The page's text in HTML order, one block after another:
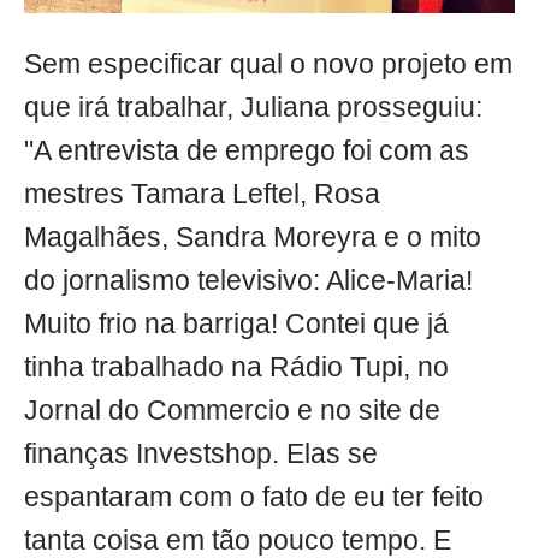
Sem especificar qual o novo projeto em
que irá trabalhar, Juliana prosseguiu:
"A entrevista de emprego foi com as
mestres Tamara Leftel, Rosa
Magalhães, Sandra Moreyra e o mito
do jornalismo televisivo: Alice-Maria!
Muito frio na barriga! Contei que já
tinha trabalhado na Rádio Tupi, no
Jornal do Commercio e no site de
finanças Investshop. Elas se
espantaram com o fato de eu ter feito
tanta coisa em tão pouco tempo. E